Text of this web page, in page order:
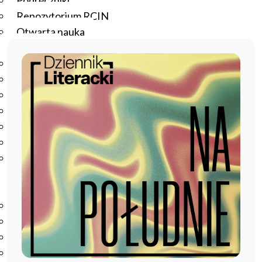
Repozytorium RCIN
Otwarta nauka
Studia podyplomowe
Szkolenia
Szkoła Doktorska Anthropos
Erasmus
Olimpiada Literatury i Języka Polskiego
Olimpiada Literatury i Języka Polskiego dla Szkół
Podstawowych
Biblioteka
O bibliotece
Godziny otwarcia
Katalog
Nowości